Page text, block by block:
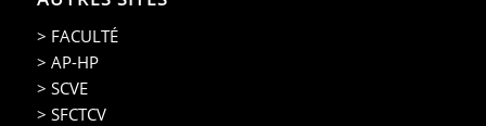
> FACULTÉ
> AP-HP
> SCVE
> SFCTCV